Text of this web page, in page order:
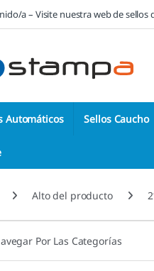
a – Visite nuestra web de
Automáticos Sellos Caucho
Alto del producto
Por Las Categorías